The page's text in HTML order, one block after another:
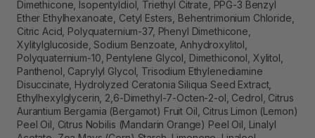
Dimethicone, Isopentyldiol, Triethyl Citrate, PPG-3 Benzyl
Ether Ethylhexanoate, Cetyl Esters, Behentrimonium Chloride,
Citric Acid, Polyquaternium-37, Phenyl Dimethicone,
Xylitylglucoside, Sodium Benzoate, Anhydroxylitol,
Polyquaternium-10, Pentylene Glycol, Dimethiconol, Xylitol,
Panthenol, Caprylyl Glycol, Trisodium Ethylenediamine
Disuccinate, Hydrolyzed Ceratonia Siliqua Seed Extract,
Ethylhexylglycerin, 2,6-Dimethyl-7-Octen-2-ol, Cedrol, Citrus
Aurantium Bergamia (Bergamot) Fruit Oil, Citrus Limon (Lemon)
Peel Oil, Citrus Nobilis (Mandarin Orange) Peel Oil, Linalyl